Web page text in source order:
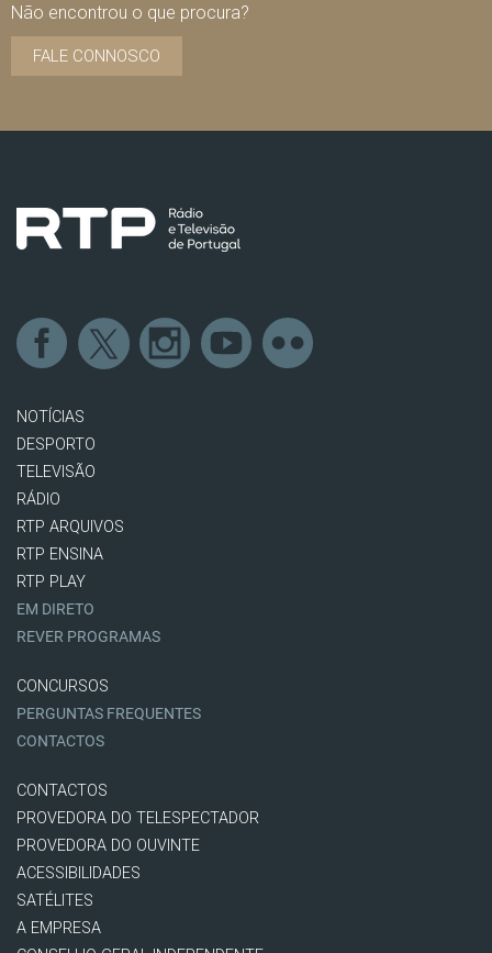
Não encontrou o que procura?
FALE CONNOSCO
NOTÍCIAS
DESPORTO
TELEVISÃO
RÁDIO
RTP ARQUIVOS
RTP ENSINA
RTP PLAY
EM DIRETO
REVER PROGRAMAS
CONCURSOS
PERGUNTAS FREQUENTES
CONTACTOS
CONTACTOS
PROVEDORA DO TELESPECTADOR
PROVEDORA DO OUVINTE
ACESSIBILIDADES
SATÉLITES
A EMPRESA